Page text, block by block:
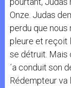
Onze. Judas
perdu que nous
pleure et reçoit
se détruit. Mais
´a conduit son
Rédempteur va